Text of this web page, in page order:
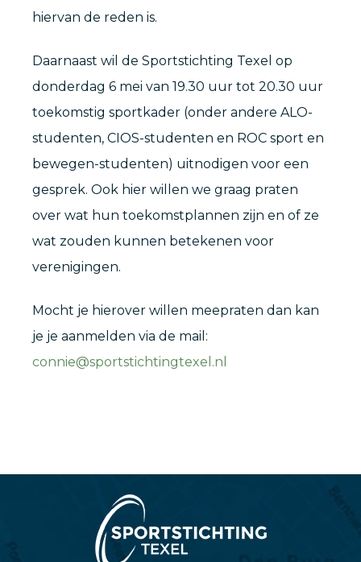
hiervan de reden is.
Daarnaast wil de Sportstichting Texel op
donderdag 6 mei van 19.30 uur tot 20.30 uur
toekomstig sportkader (onder andere ALO-
studenten, CIOS-studenten en ROC sport en
bewegen-studenten) uitnodigen voor een
gesprek. Ook hier willen we graag praten
over wat hun toekomstplannen zijn en of ze
wat zouden kunnen betekenen voor
verenigingen.
Mocht je hierover willen meepraten dan kan
je je aanmelden via de mail:
connie@sportstichtingtexel.nl